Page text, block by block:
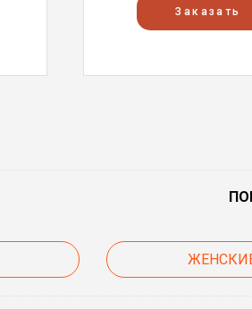
Заказать